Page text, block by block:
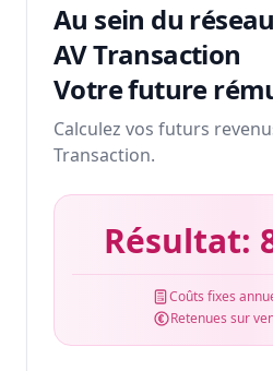
Au sein du
AV Transaction
Votre future
Calculez vos futurs
Transaction.
Résultat:
Coûts fixes
Retenues sur